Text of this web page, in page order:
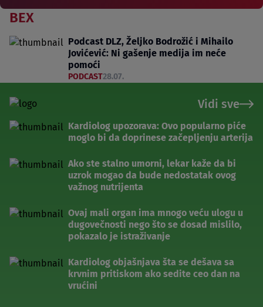
BEX
Podcast DLZ, Željko Bodrožić i Mihailo
Jovićević: Ni gašenje medija im neće
pomoći
PODCAST28.07.
Vidi sve
Kardiolog upozorava: Ovo popularno piće
moglo bi da doprinese začepljenju arterija
Ako ste stalno umorni, lekar kaže da bi
uzrok mogao da bude nedostatak ovog
važnog nutrijenta
Ovaj mali organ ima mnogo veću ulogu u
dugovečnosti nego što se dosad mislilo,
pokazalo je istraživanje
Kardiolog objašnjava šta se dešava sa
krvnim pritiskom ako sedite ceo dan na
vrućini